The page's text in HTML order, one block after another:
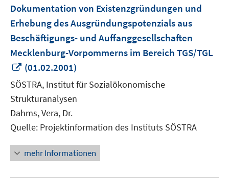
Dokumentation von Existenzgründungen und
Erhebung des Ausgründungspotenzials aus
Beschäftigungs- und Auffanggesellschaften
Mecklenburg-Vorpommerns im Bereich TGS/TGL
In
Fenster
öffnen
(01.02.2001)
SÖSTRA, Institut für Sozialökonomische
Strukturanalysen
Dahms, Vera, Dr.
Quelle: Projektinformation des Instituts SÖSTRA
mehr Informationen